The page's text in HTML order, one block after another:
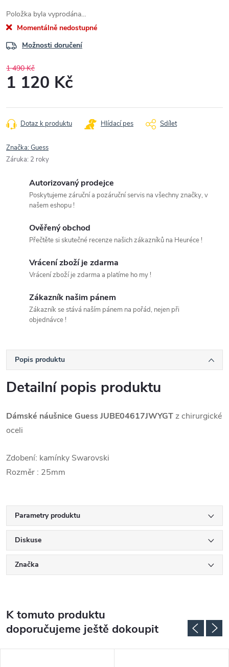
Položka byla vyprodána…
Momentálně nedostupné
Možnosti doručení
1 490 Kč
1 120 Kč
cena:
Dotaz k produktu Hlídací pes Sdílet
Značka:Guess
Záruka: 2 roky
Autorizovaný prodejce
Poskytujeme záruční a pozáruční servis na všechny značky, v
našem eshopu !
Ověřený obchod
Přečtěte si skutečné recenze našich zákazníků na Heuréce !
Vrácení zboží je zdarma
Vrácení zboží je zdarma a platíme ho my !
Zákazník našim pánem
Zákazník se stává naším pánem na pořád, nejen při
objednávce !
Popis produktu
Detailní popis produktu
Dámské náušnice Guess JUBE04617JWYGTz chirurgické
oceli
Zdobení: kamínky Swarovski
Rozměr : 25mm
Parametry produktu
Diskuse
Značka
K tomuto produktu
doporučujeme ještě dokoupit